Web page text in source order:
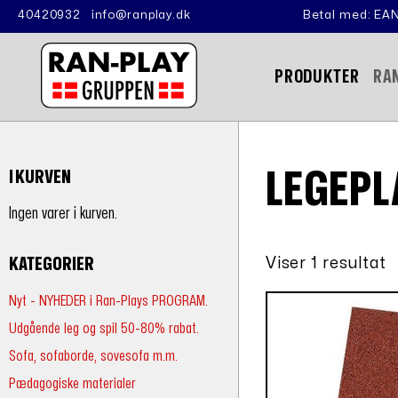
40420932 info@ranplay.dk Betal med:
PRODUKTER
I KURVEN
Ingen varer i kurven.
KATEGORIER
Nyt - NYHEDER i Ran-Plays PROGRAM.
Udgående leg og spil 50-80% rabat.
Sofa, sofaborde, sovesofa m.m.
Pædagogiske materialer
Viser 1 resultat